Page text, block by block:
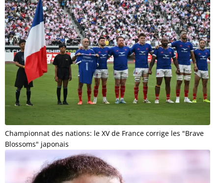
Championnat des nations: le XV de France corrige les "Brave
Blossoms" japonais